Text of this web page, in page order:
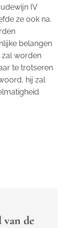
IV
ze ook na.
belangen
zal worden
te trotseren
hij zal
de